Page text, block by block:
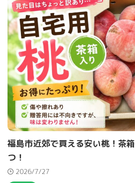
福島市近郊で買える安い桃！茶
つ！
2026/7/27